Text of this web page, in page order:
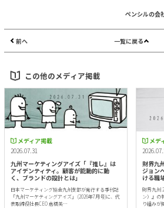
ペンシルの会
前へ 一覧に戻る
この他のメディア掲載
メディア掲載
2026.07.31
九州マーケティングアイズ「『推し』は
アイデンティティ。顧客が能動的に動
く、ブランドの設計とは」
日本マーケティング協会九州支部が発行する季刊誌
「九州マーケティングアイズ」 (2026年7月号)に、代
表取締役社長CEO 倉橋美…
メデ
財界九
ジョン
ける職
財界九州
ン）』の
り組みが